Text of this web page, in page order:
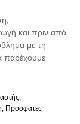
και πριν από
με τη
παρέχουμε
Πρόσφατες